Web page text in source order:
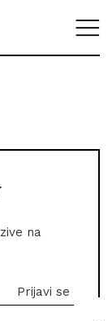
na